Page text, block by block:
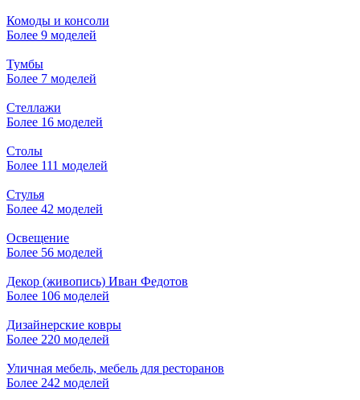
Комоды и консоли
Более 9 моделей
Тумбы
Более 7 моделей
Стеллажи
Более 16 моделей
Столы
Более 111 моделей
Стулья
Более 42 моделей
Освещение
Более 56 моделей
Декор (живопись) Иван Федотов
Более 106 моделей
Дизайнерские ковры
Более 220 моделей
Уличная мебель, мебель для ресторанов
Более 242 моделей